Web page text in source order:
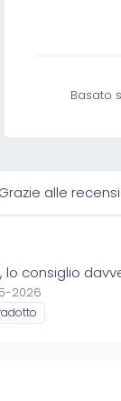
Basato
Grazie alle
lo consiglio
2026